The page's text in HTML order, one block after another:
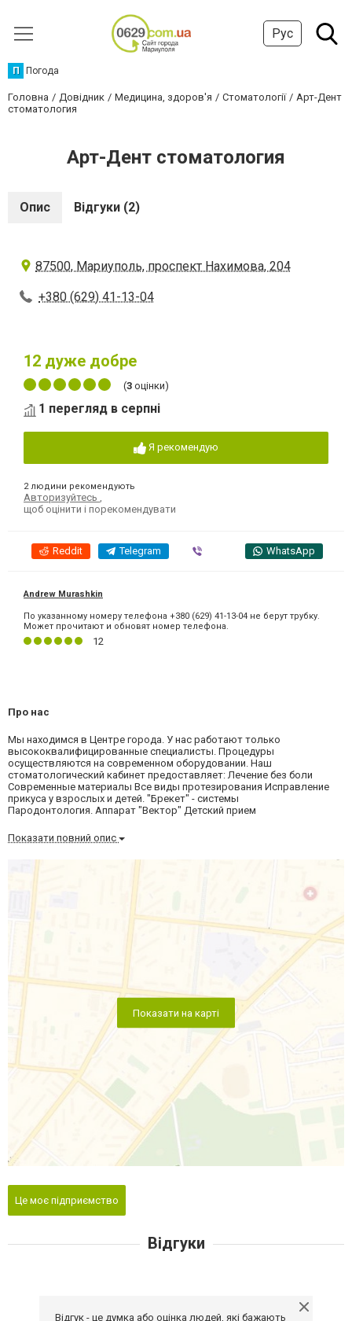
Рус
П Погода
Головна Довідник Медицина, здоров'я Стоматології
Арт-Дент
стоматология
Арт-Дент стоматология
Опис Відгуки (2)
87500, Мариуполь, проспект Нахимова, 204
+380 (629) 41-13-04
12 дуже добре
(3 оцінки)
1 перегляд в серпні
Я рекомендую
2 людини рекомендують
Авторизуйтесь
щоб оцінити і порекомендувати
Reddit Telegram WhatsApp
Andrew Murashkin
По указанному номеру телефона +380 (629) 41-13-04 не берут трубку.
Может прочитают и обновят номер телефона.
12
Про нас
Мы находимся в Центре города. У нас работают только
высококвалифицированные специалисты. Процедуры
осуществляются на современном оборудовании. Наш
стоматологический кабинет предоставляет: Лечение без боли
Современные материалы Все виды протезирования Исправление
прикуса у взрослых и детей. "Брекет" - системы
Пародонтология. Аппарат "Вектор" Детский прием
Показати повний опис
Показати на карті
Це моє підприємство
Відгуки
Відгук - це думка або оцінка людей, які бажають